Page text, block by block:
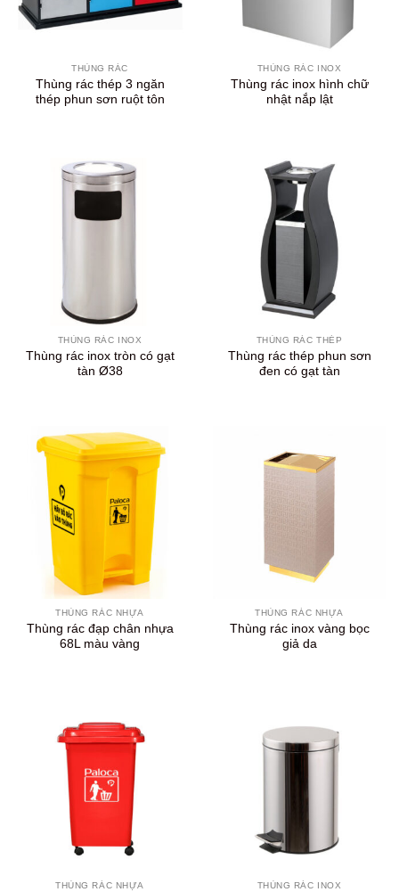
THÙNG RÁC
Thùng rác thép 3 ngăn
thép phun sơn ruột tôn
THÙNG RÁC INOX
Thùng rác inox hình chữ
nhật nắp lật
THÙNG RÁC INOX
Thùng rác inox tròn có gạt
tàn Ø38
THÙNG RÁC THÉP
Thùng rác thép phun sơn
đen có gạt tàn
THÙNG RÁC NHỰA
Thùng rác đạp chân nhựa
68L màu vàng
THÙNG RÁC NHỰA
Thùng rác inox vàng bọc
giả da
THÙNG RÁC NHỰA THÙNG RÁC INOX